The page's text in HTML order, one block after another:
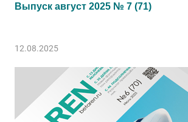
Выпуск август 2025 № 7 (71)
12.08.2025